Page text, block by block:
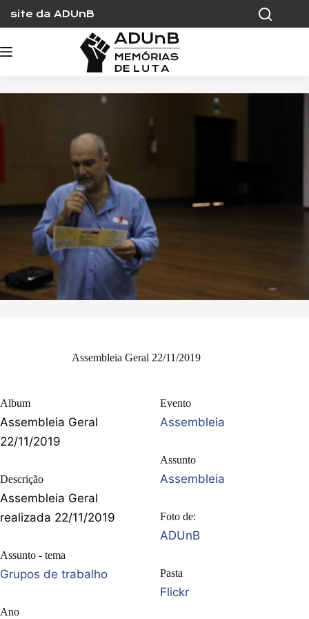
content
site da ADUnB
Assembleia Geral 22/11/2019
Album
Assembleia Geral
22/11/2019
Descrição
Assembleia Geral
realizada 22/11/2019
Assunto - tema
Grupos de trabalho
Ano
Evento
Assembleia
Assunto
Assembleia
Foto de:
ADUnB
Pasta
Flickr